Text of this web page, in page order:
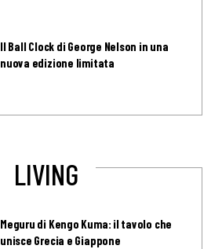
Il Ball Clock di George Nelson in una
nuova edizione limitata
LIVING
Meguru di Kengo Kuma: il tavolo che
unisce Grecia e Giappone